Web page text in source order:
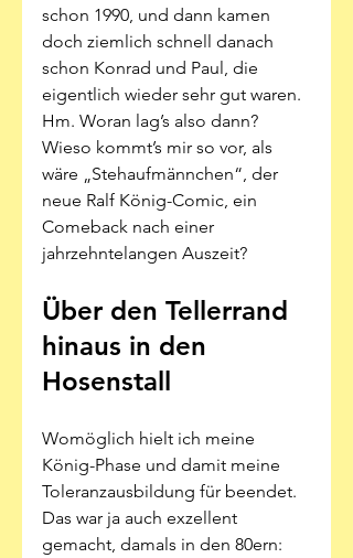
schon 1990, und dann kamen
doch ziemlich schnell danach
schon Konrad und Paul, die
eigentlich wieder sehr gut waren.
Hm. Woran lag’s also dann?
Wieso kommt’s mir so vor, als
wäre „Stehaufmännchen“, der
neue Ralf König-Comic, ein
Comeback nach einer
jahrzehntelangen Auszeit?
Über den Tellerrand
hinaus in den
Hosenstall
Womöglich hielt ich meine
König-Phase und damit meine
Toleranzausbildung für beendet.
Das war ja auch exzellent
gemacht, damals in den 80ern: